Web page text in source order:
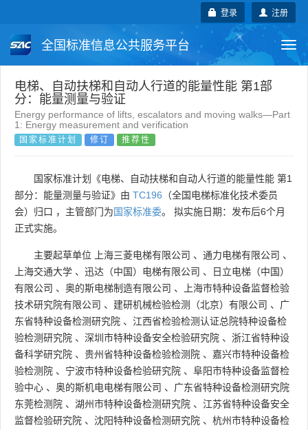
注册
登录
全国标准信息公共服务平台
国家标准 行业标准 地方标准
团体标准 企业标准 国际标准
电梯、自动扶梯和自动人行道的能量性能 第1部
分：能量测量与验证
Energy performance of lifts, escalators and moving walks—Part
1: Energy measurement and verification
国家标准计划 修订 推荐性
国家标准计划《电梯、自动扶梯和自动人行道的能量性能 第1
部分：能量测量与验证》由 TC196 （全国电梯标准化技术委员
会）归口 ，主管部门为国家标准委。 拟实施日期：发布后6个月
正式实施。
主要起草单位 上海三菱电梯有限公司 、 通力电梯有限公司 、
上海交通大学 、 迅达（中国）电梯有限公司 、
日立电梯（中国）
有限公司 、 奥的斯电梯制造有限公司 、
上海市特种设备监督检验
技术研究院有限公司 、 建研机械检验检测（北京）有限公司 、 广
东省特种设备检测研究院 、 江西省检验检测认证总院特种设备检
验检测研究院 、 深圳市特种设备安全检验研究院 、 浙江省特种设
备科学研究院 、 贵州省特种设备检验检测院 、 嘉兴市特种设备检
验检测院 、 宁波市特种设备检验研究院 、 阜阳市特种设备监督检
验中心 、 奥的斯机电电梯有限公司 、 广东省特种设备检测研究院
东莞检测院 、 湖州市特种设备检测研究院 、 江苏省特种设备安全
监督检验研究院 、 沈阳特种设备检测研究院 、 杭州市特种设备检